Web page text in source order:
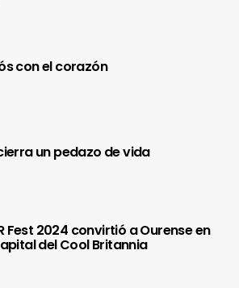
con el corazón
un pedazo de vida
Fest 2024 convirtió a Ourense en
del Cool Britannia